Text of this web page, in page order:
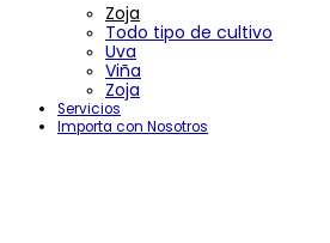
Zoja
Todo tipo de cultivo
Uva
Viña
Zoja
Servicios
Importa con Nosotros